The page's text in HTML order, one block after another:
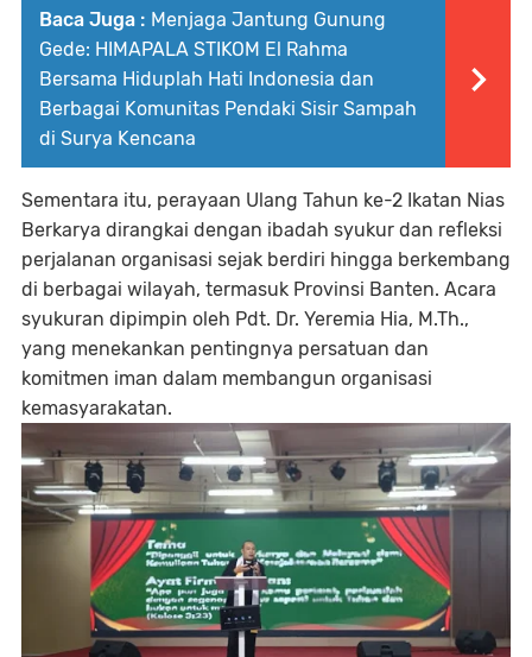
Baca Juga : Menjaga Jantung Gunung
Gede: HIMAPALA STIKOM El Rahma
Bersama Hiduplah Hati Indonesia dan
Berbagai Komunitas Pendaki Sisir Sampah
di Surya Kencana
Sementara itu, perayaan Ulang Tahun ke-2 Ikatan Nias
Berkarya dirangkai dengan ibadah syukur dan refleksi
perjalanan organisasi sejak berdiri hingga berkembang
di berbagai wilayah, termasuk Provinsi Banten. Acara
syukuran dipimpin oleh Pdt. Dr. Yeremia Hia, M.Th.,
yang menekankan pentingnya persatuan dan
komitmen iman dalam membangun organisasi
kemasyarakatan.